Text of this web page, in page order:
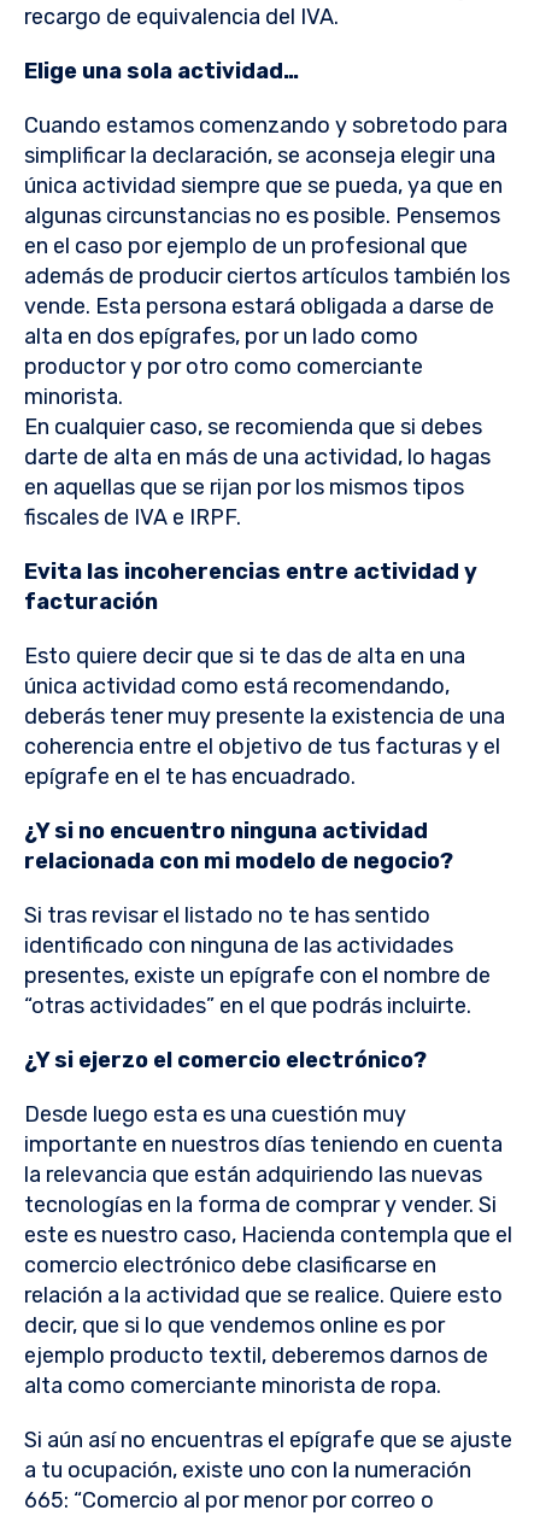
recargo de equivalencia del IVA.
Elige una sola actividad…
Cuando estamos comenzando y sobretodo para
simplificar la declaración, se aconseja elegir una
única actividad siempre que se pueda, ya que en
algunas circunstancias no es posible. Pensemos
en el caso por ejemplo de un profesional que
además de producir ciertos artículos también los
vende. Esta persona estará obligada a darse de
alta en dos epígrafes, por un lado como
productor y por otro como comerciante
minorista.
En cualquier caso, se recomienda que si debes
darte de alta en más de una actividad, lo hagas
en aquellas que se rijan por los mismos tipos
fiscales de IVA e IRPF.
Evita las incoherencias entre actividad y
facturación
Esto quiere decir que si te das de alta en una
única actividad como está recomendando,
deberás tener muy presente la existencia de una
coherencia entre el objetivo de tus facturas y el
epígrafe en el te has encuadrado.
¿Y si no encuentro ninguna actividad
relacionada con mi modelo de negocio?
Si tras revisar el listado no te has sentido
identificado con ninguna de las actividades
presentes, existe un epígrafe con el nombre de
“otras actividades” en el que podrás incluirte.
¿Y si ejerzo el comercio electrónico?
Desde luego esta es una cuestión muy
importante en nuestros días teniendo en cuenta
la relevancia que están adquiriendo las nuevas
tecnologías en la forma de comprar y vender. Si
este es nuestro caso, Hacienda contempla que el
comercio electrónico debe clasificarse en
relación a la actividad que se realice. Quiere esto
decir, que si lo que vendemos online es por
ejemplo producto textil, deberemos darnos de
alta como comerciante minorista de ropa.
Si aún así no encuentras el epígrafe que se ajuste
a tu ocupación, existe uno con la numeración
665: “Comercio al por menor por correo o